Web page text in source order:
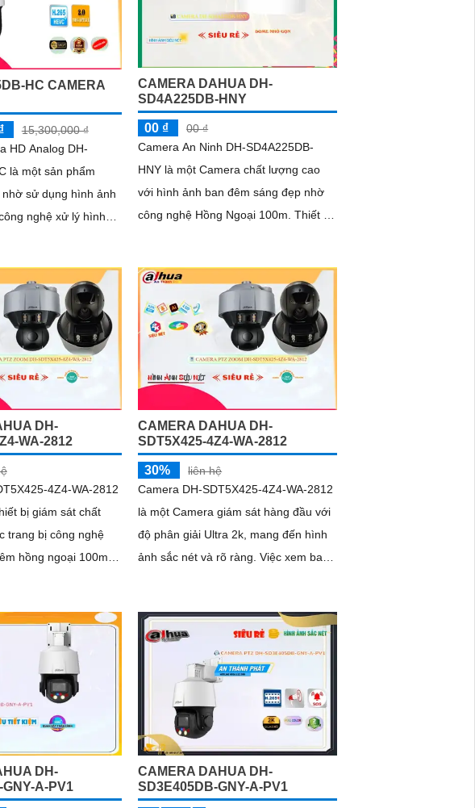
HC CAMERA
15,300,000 ₫
HD Analog DH-
là một sản phẩm
sử dụng hình ảnh
nghệ xử lý hình
CAMERA DAHUA DH-
SD4A225DB-HNY
00 ₫
00 ₫
Camera An Ninh DH-SD4A225DB-
HNY là một Camera chất lượng cao
với hình ảnh ban đêm sáng đẹp nhờ
công nghệ Hồng Ngoại 100m. Thiết kế
một cách hiệu quả
DH-
WA-2812
4Z4-WA-2812
bị giám sát chất
trang bị công nghệ
hồng ngoại 100m.
CAMERA DAHUA DH-
SDT5X425-4Z4-WA-2812
30%
liên hệ
Camera DH-SDT5X425-4Z4-WA-2812
là một Camera giám sát hàng đầu với
độ phân giải Ultra 2k, mang đến hình
ảnh sắc nét và rõ ràng. Việc xem ban
DH-
A-PV1
CAMERA DAHUA DH-
SD3E405DB-GNY-A-PV1